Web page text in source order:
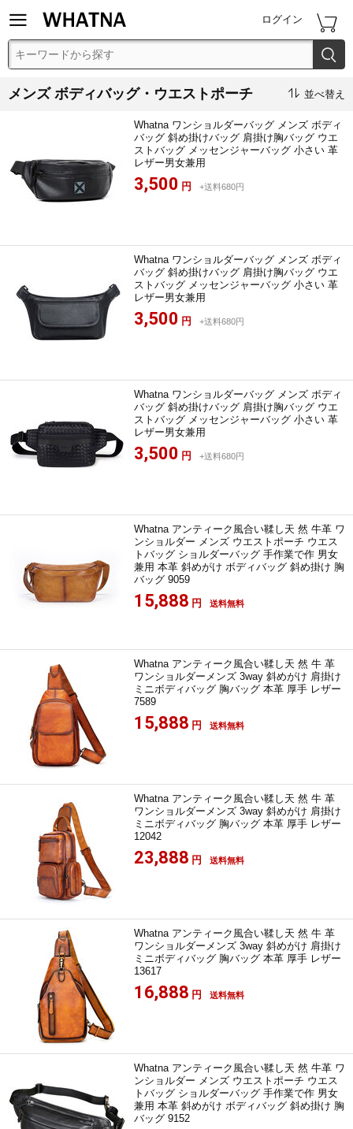
 ログイン 

メンズ ボディバッグ・ウエストポーチ  並べ替え
Whatna ワンショルダーバッグ メンズ ボディ
バッグ 斜め掛けバッグ 肩掛け胸バッグ ウエ
ストバッグ メッセンジャーバッグ 小さい 革
レザー男女兼用
3,500 円 +送料680円
Whatna ワンショルダーバッグ メンズ ボディ
バッグ 斜め掛けバッグ 肩掛け胸バッグ ウエ
ストバッグ メッセンジャーバッグ 小さい 革
レザー男女兼用
3,500 円 +送料680円
Whatna ワンショルダーバッグ メンズ ボディ
バッグ 斜め掛けバッグ 肩掛け胸バッグ ウエ
ストバッグ メッセンジャーバッグ 小さい 革
レザー男女兼用
3,500 円 +送料680円
Whatna アンティーク風合い鞣し天 然 牛革 ワ
ンショルダー メンズ ウエストポーチ ウエス
トバッグ ショルダーバッグ 手作業で作 男女
兼用 本革 斜めがけ ボディバッグ 斜め掛け 胸
バッグ 9059
15,888 円 送料無料
Whatna アンティーク風合い鞣し天 然 牛 革
ワンショルダーメンズ 3way 斜めがけ 肩掛け
ミニボディバッグ 胸バッグ 本革 厚手 レザー
7589
15,888 円 送料無料
Whatna アンティーク風合い鞣し天 然 牛 革
ワンショルダーメンズ 3way 斜めがけ 肩掛け
ミニボディバッグ 胸バッグ 本革 厚手 レザー
12042
23,888 円 送料無料
Whatna アンティーク風合い鞣し天 然 牛 革
ワンショルダーメンズ 3way 斜めがけ 肩掛け
ミニボディバッグ 胸バッグ 本革 厚手 レザー
13617
16,888 円 送料無料
Whatna アンティーク風合い鞣し天 然 牛革 ワ
ンショルダー メンズ ウエストポーチ ウエス
トバッグ ショルダーバッグ 手作業で作 男女
兼用 本革 斜めがけ ボディバッグ 斜め掛け 胸
バッグ 9152